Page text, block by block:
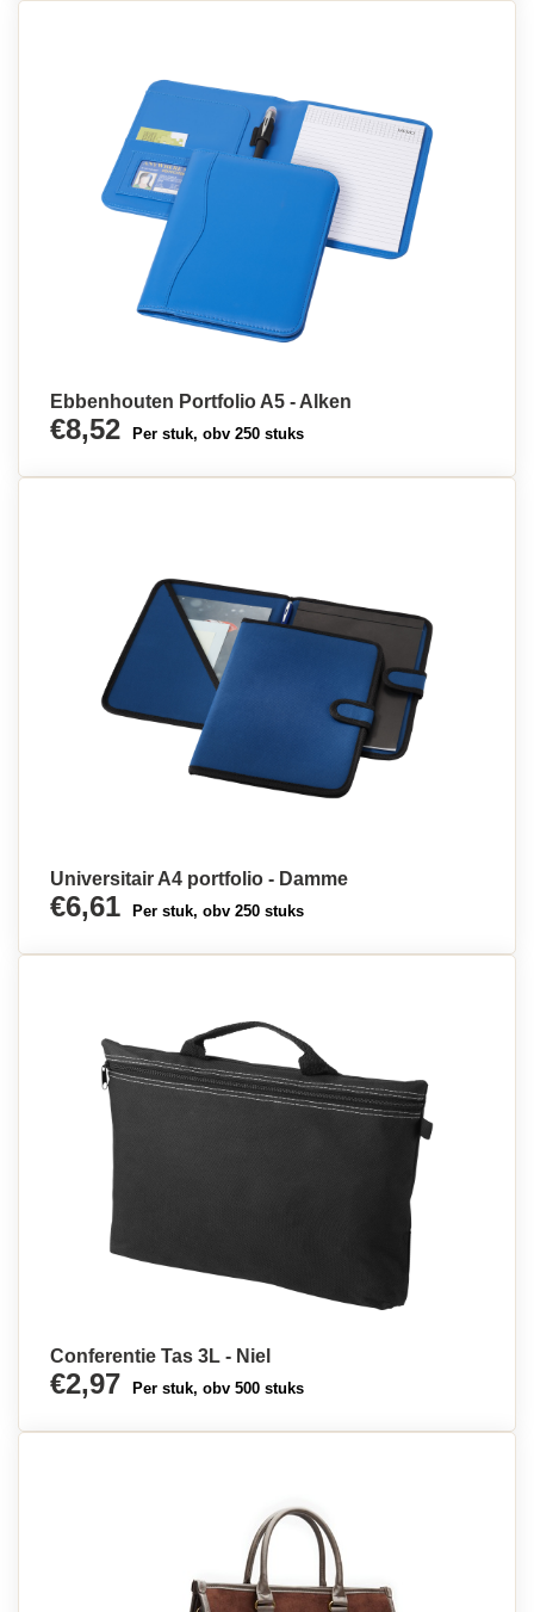
Ebbenhouten Portfolio A5 - Alken
€8,52 Per stuk, obv 250 stuks
Universitair A4 portfolio - Damme
€6,61 Per stuk, obv 250 stuks
Conferentie Tas 3L - Niel
€2,97 Per stuk, obv 500 stuks